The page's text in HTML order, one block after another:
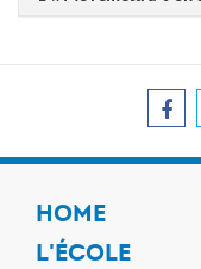
HOME
L'ÉCOLE